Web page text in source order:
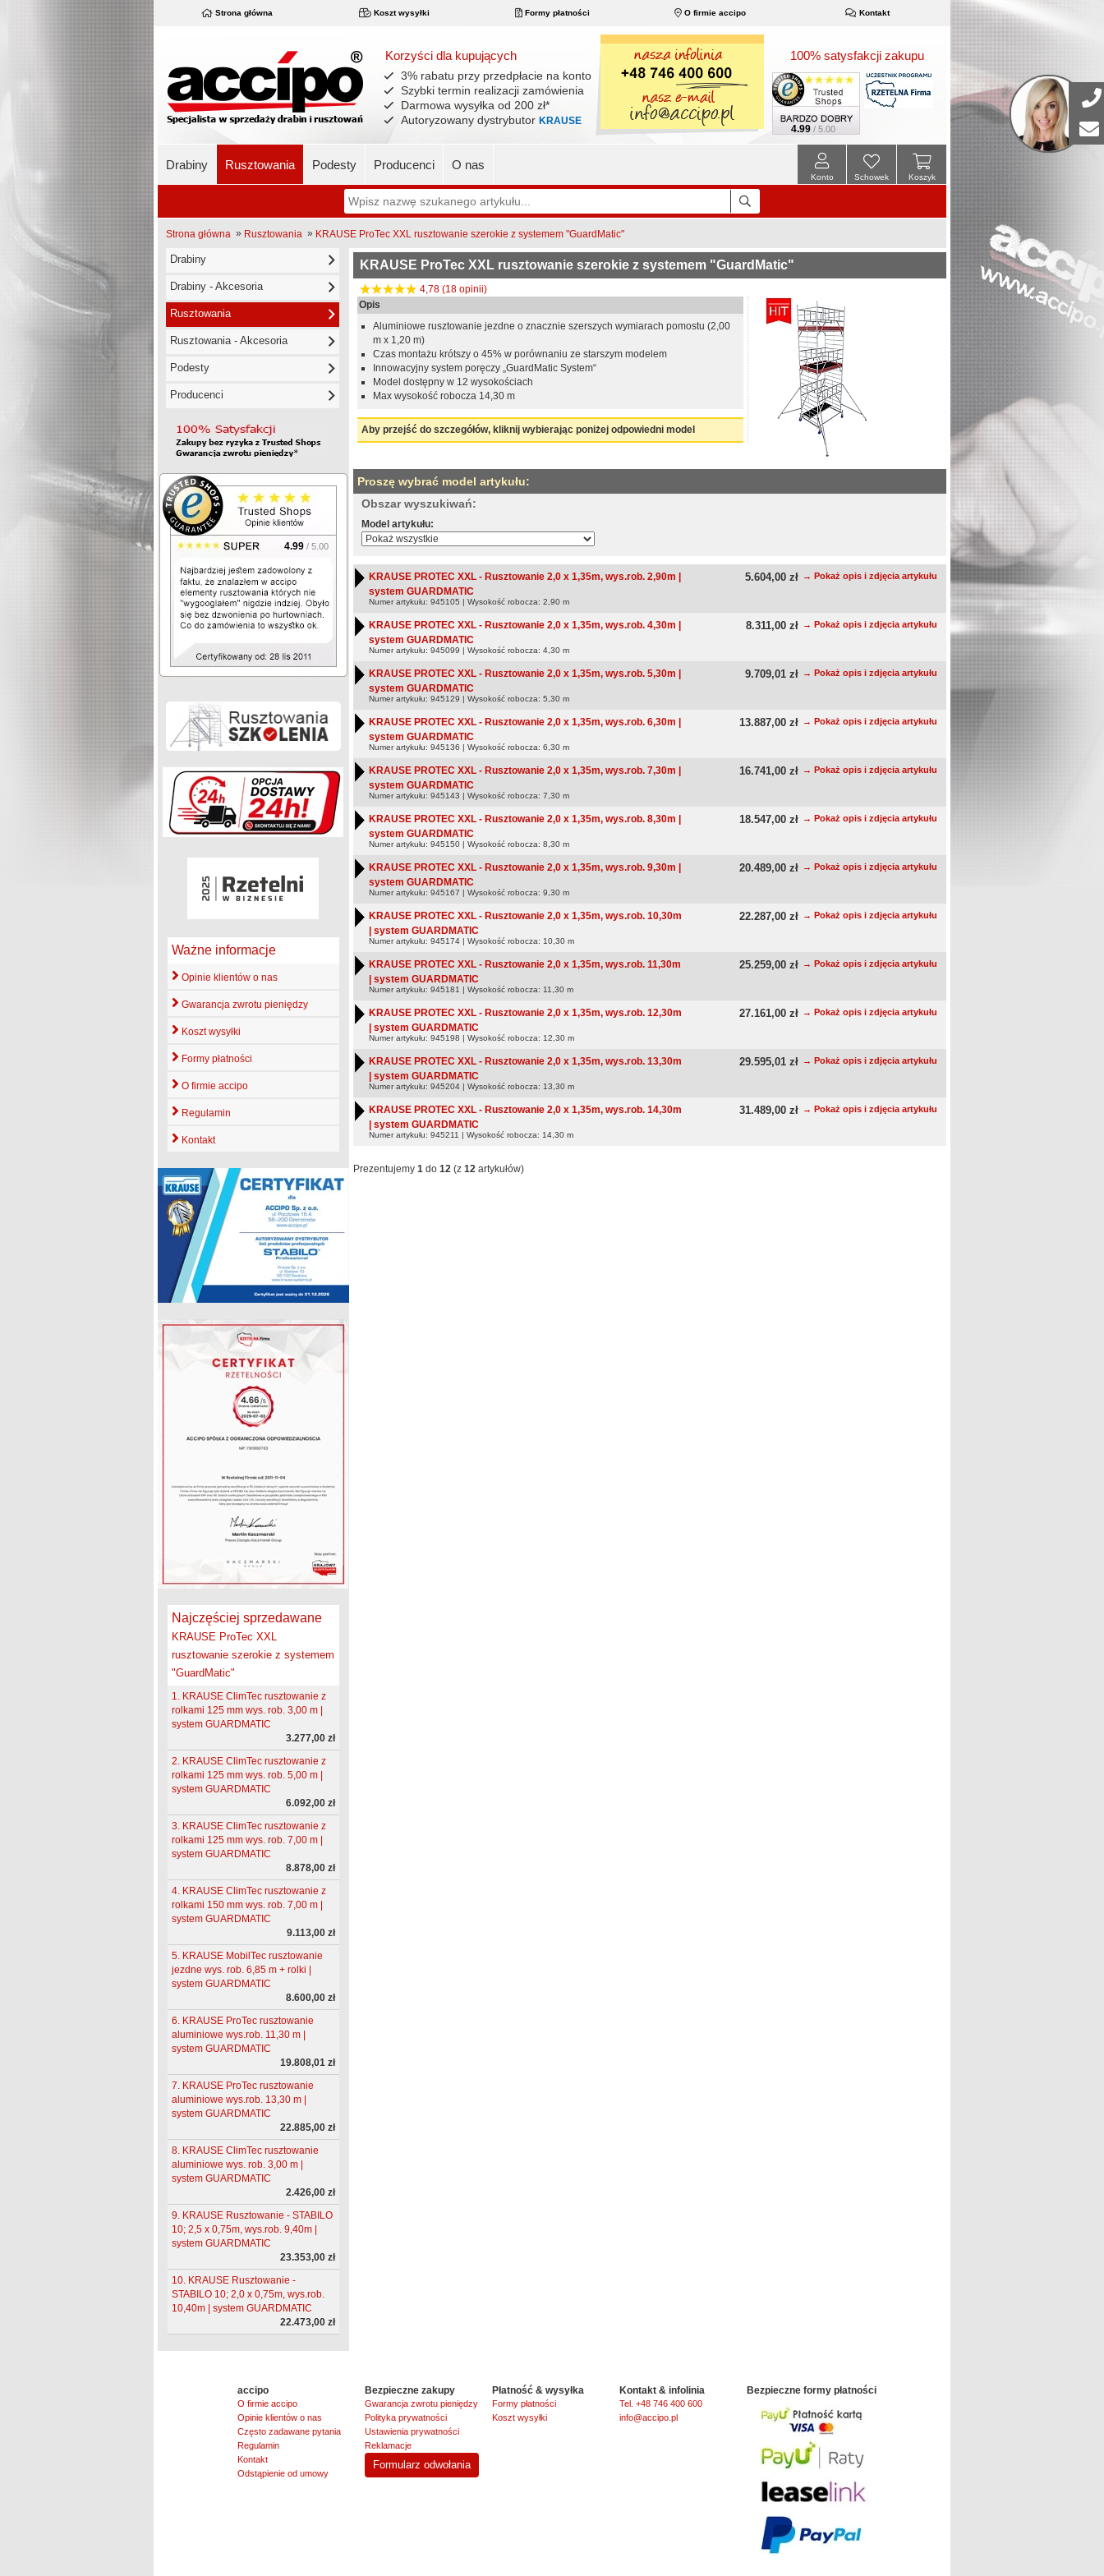
Strona główna Koszt wysyłki Formy płatności O firmie accipo Kontakt
Korzyści dla kupujących
3% rabatu przy przedpłacie na konto
Szybki termin realizacji zamówienia
Darmowa wysyłka od 200 zł*
Autoryzowany dystrybutor KRAUSE
100% satysfakcji zakupu
4.99 / 5.00
Drabiny Rusztowania Podesty Producenci O nas
Koszyk
Schowek
Konto
Strona główna » Rusztowania » KRAUSE ProTec XXL rusztowanie szerokie z systemem "GuardMatic"
Drabiny
Drabiny - Akcesoria
Rusztowania
Rusztowania - Akcesoria
Podesty
Producenci
4.99 / 5.00
Ważne informacje
Opinie klientów o nas
Gwarancja zwrotu pieniędzy
Koszt wysyłki
Formy płatności
O firmie accipo
Regulamin
Kontakt
Najczęściej sprzedawane
KRAUSE ProTec XXL
rusztowanie szerokie z systemem
"GuardMatic"
1. KRAUSE ClimTec rusztowanie z
rolkami 125 mm wys. rob. 3,00 m |
system GUARDMATIC
3.277,00 zł
2. KRAUSE ClimTec rusztowanie z
rolkami 125 mm wys. rob. 5,00 m |
system GUARDMATIC
6.092,00 zł
3. KRAUSE ClimTec rusztowanie z
rolkami 125 mm wys. rob. 7,00 m |
system GUARDMATIC
8.878,00 zł
4. KRAUSE ClimTec rusztowanie z
rolkami 150 mm wys. rob. 7,00 m |
system GUARDMATIC
9.113,00 zł
5. KRAUSE MobilTec rusztowanie
jezdne wys. rob. 6,85 m + rolki |
system GUARDMATIC
8.600,00 zł
6. KRAUSE ProTec rusztowanie
aluminiowe wys.rob. 11,30 m |
system GUARDMATIC
19.808,01 zł
7. KRAUSE ProTec rusztowanie
aluminiowe wys.rob. 13,30 m |
system GUARDMATIC
22.885,00 zł
8. KRAUSE ClimTec rusztowanie
aluminiowe wys. rob. 3,00 m |
system GUARDMATIC
2.426,00 zł
9. KRAUSE Rusztowanie - STABILO
10; 2,5 x 0,75m, wys.rob. 9,40m |
system GUARDMATIC
23.353,00 zł
10. KRAUSE Rusztowanie -
STABILO 10; 2,0 x 0,75m, wys.rob.
10,40m | system GUARDMATIC
22.473,00 zł
KRAUSE ProTec XXL rusztowanie szerokie z systemem "GuardMatic"
4,78 (18 opinii)
Opis
Aluminiowe rusztowanie jezdne o znacznie szerszych wymiarach pomostu (2,00
m x 1,20 m)
Czas montażu krótszy o 45% w porównaniu ze starszym modelem
Innowacyjny system poręczy „GuardMatic System“
Model dostępny w 12 wysokościach
Max wysokość robocza 14,30 m
Aby przejść do szczegółów, kliknij wybierając poniżej odpowiedni model
Proszę wybrać model artykułu:
Obszar wyszukiwań:
Model artykułu:
KRAUSE PROTEC XXL - Rusztowanie 2,0 x 1,35m, wys.rob. 2,90m |
system GUARDMATIC
Numer artykułu: 945105 | Wysokość robocza: 2,90 m
5.604,00 zł → Pokaż opis i zdjęcia artykułu
KRAUSE PROTEC XXL - Rusztowanie 2,0 x 1,35m, wys.rob. 4,30m |
system GUARDMATIC
Numer artykułu: 945099 | Wysokość robocza: 4,30 m
8.311,00 zł → Pokaż opis i zdjęcia artykułu
KRAUSE PROTEC XXL - Rusztowanie 2,0 x 1,35m, wys.rob. 5,30m |
system GUARDMATIC
Numer artykułu: 945129 | Wysokość robocza: 5,30 m
9.709,01 zł → Pokaż opis i zdjęcia artykułu
KRAUSE PROTEC XXL - Rusztowanie 2,0 x 1,35m, wys.rob. 6,30m |
system GUARDMATIC
Numer artykułu: 945136 | Wysokość robocza: 6,30 m
13.887,00 zł → Pokaż opis i zdjęcia artykułu
KRAUSE PROTEC XXL - Rusztowanie 2,0 x 1,35m, wys.rob. 7,30m |
system GUARDMATIC
Numer artykułu: 945143 | Wysokość robocza: 7,30 m
16.741,00 zł → Pokaż opis i zdjęcia artykułu
KRAUSE PROTEC XXL - Rusztowanie 2,0 x 1,35m, wys.rob. 8,30m |
system GUARDMATIC
Numer artykułu: 945150 | Wysokość robocza: 8,30 m
18.547,00 zł → Pokaż opis i zdjęcia artykułu
KRAUSE PROTEC XXL - Rusztowanie 2,0 x 1,35m, wys.rob. 9,30m |
system GUARDMATIC
Numer artykułu: 945167 | Wysokość robocza: 9,30 m
20.489,00 zł → Pokaż opis i zdjęcia artykułu
KRAUSE PROTEC XXL - Rusztowanie 2,0 x 1,35m, wys.rob. 10,30m
| system GUARDMATIC
Numer artykułu: 945174 | Wysokość robocza: 10,30 m
22.287,00 zł → Pokaż opis i zdjęcia artykułu
KRAUSE PROTEC XXL - Rusztowanie 2,0 x 1,35m, wys.rob. 11,30m
| system GUARDMATIC
Numer artykułu: 945181 | Wysokość robocza: 11,30 m
25.259,00 zł → Pokaż opis i zdjęcia artykułu
KRAUSE PROTEC XXL - Rusztowanie 2,0 x 1,35m, wys.rob. 12,30m
| system GUARDMATIC
Numer artykułu: 945198 | Wysokość robocza: 12,30 m
27.161,00 zł → Pokaż opis i zdjęcia artykułu
KRAUSE PROTEC XXL - Rusztowanie 2,0 x 1,35m, wys.rob. 13,30m
| system GUARDMATIC
Numer artykułu: 945204 | Wysokość robocza: 13,30 m
29.595,01 zł → Pokaż opis i zdjęcia artykułu
KRAUSE PROTEC XXL - Rusztowanie 2,0 x 1,35m, wys.rob. 14,30m
| system GUARDMATIC
Numer artykułu: 945211 | Wysokość robocza: 14,30 m
31.489,00 zł → Pokaż opis i zdjęcia artykułu
Prezentujemy 1do 12(z 12artykułów)
accipo
O firmie accipo
Opinie klientów o nas
Często zadawane pytania
Regulamin
Kontakt
Odstąpienie od umowy
Bezpieczne zakupy
Gwarancja zwrotu pieniędzy
Polityka prywatności
Ustawienia prywatności
Reklamacje
Formularz odwołania
Płatność & wysyłka
Formy płatności
Koszt wysyłki
Kontakt & infolinia
Tel. +48 746 400 600
info@accipo.pl
Bezpieczne formy płatności